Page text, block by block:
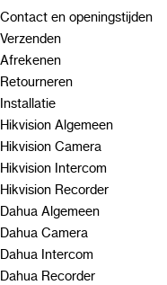
Contact en openingstijden
Verzenden
Afrekenen
Retourneren
Installatie
Hikvision Algemeen
Hikvision Camera
Hikvision Intercom
Hikvision Recorder
Dahua Algemeen
Dahua Camera
Dahua Intercom
Dahua Recorder